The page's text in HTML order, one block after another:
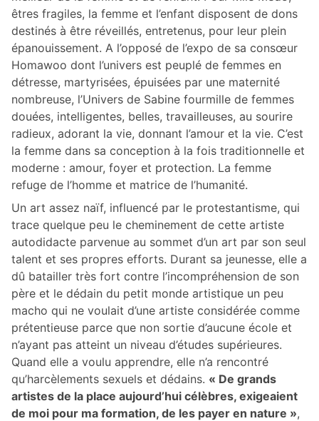
êtres fragiles, la femme et l’enfant disposent de dons
destinés à être réveillés, entretenus, pour leur plein
épanouissement. A l’opposé de l’expo de sa consœur
Homawoo dont l’univers est peuplé de femmes en
détresse, martyrisées, épuisées par une maternité
nombreuse, l’Univers de Sabine fourmille de femmes
douées, intelligentes, belles, travailleuses, au sourire
radieux, adorant la vie, donnant l’amour et la vie. C’est
la femme dans sa conception à la fois traditionnelle et
moderne : amour, foyer et protection. La femme
refuge de l’homme et matrice de l’humanité.
Un art assez naïf, influencé par le protestantisme, qui
trace quelque peu le cheminement de cette artiste
autodidacte parvenue au sommet d’un art par son seul
talent et ses propres efforts. Durant sa jeunesse, elle a
dû batailler très fort contre l’incompréhension de son
père et le dédain du petit monde artistique un peu
macho qui ne voulait d’une artiste considérée comme
prétentieuse parce que non sortie d’aucune école et
n’ayant pas atteint un niveau d’études supérieures.
Quand elle a voulu apprendre, elle n’a rencontré
qu’harcèlements sexuels et dédains. « De grands
artistes de la place aujourd’hui célèbres, exigeaient
de moi pour ma formation, de les payer en nature »,